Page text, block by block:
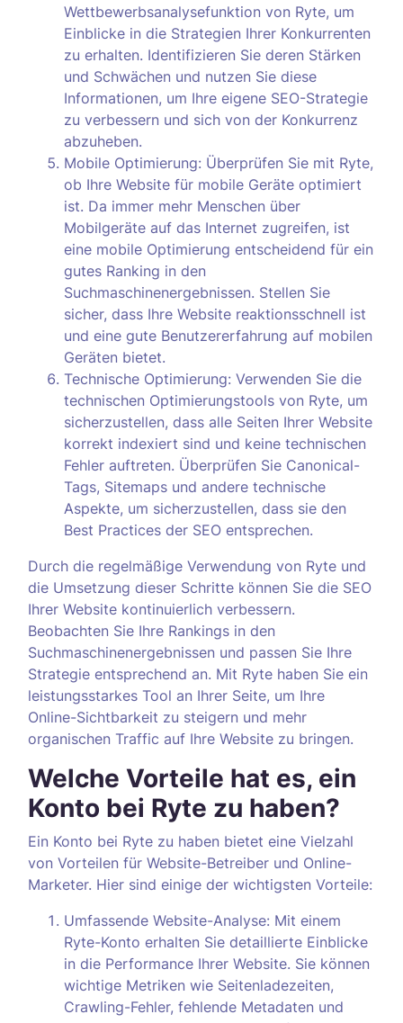
Wettbewerbsanalysefunktion von Ryte, um
Einblicke in die Strategien Ihrer Konkurrenten
zu erhalten. Identifizieren Sie deren Stärken
und Schwächen und nutzen Sie diese
Informationen, um Ihre eigene SEO-Strategie
zu verbessern und sich von der Konkurrenz
abzuheben.
Mobile Optimierung: Überprüfen Sie mit Ryte,
ob Ihre Website für mobile Geräte optimiert
ist. Da immer mehr Menschen über
Mobilgeräte auf das Internet zugreifen, ist
eine mobile Optimierung entscheidend für ein
gutes Ranking in den
Suchmaschinenergebnissen. Stellen Sie
sicher, dass Ihre Website reaktionsschnell ist
und eine gute Benutzererfahrung auf mobilen
Geräten bietet.
Technische Optimierung: Verwenden Sie die
technischen Optimierungstools von Ryte, um
sicherzustellen, dass alle Seiten Ihrer Website
korrekt indexiert sind und keine technischen
Fehler auftreten. Überprüfen Sie Canonical-
Tags, Sitemaps und andere technische
Aspekte, um sicherzustellen, dass sie den
Best Practices der SEO entsprechen.
Durch die regelmäßige Verwendung von Ryte und
die Umsetzung dieser Schritte können Sie die SEO
Ihrer Website kontinuierlich verbessern.
Beobachten Sie Ihre Rankings in den
Suchmaschinenergebnissen und passen Sie Ihre
Strategie entsprechend an. Mit Ryte haben Sie ein
leistungsstarkes Tool an Ihrer Seite, um Ihre
Online-Sichtbarkeit zu steigern und mehr
organischen Traffic auf Ihre Website zu bringen.
Welche Vorteile hat es, ein
Konto bei Ryte zu haben?
Ein Konto bei Ryte zu haben bietet eine Vielzahl
von Vorteilen für Website-Betreiber und Online-
Marketer. Hier sind einige der wichtigsten Vorteile:
Umfassende Website-Analyse: Mit einem
Ryte-Konto erhalten Sie detaillierte Einblicke
in die Performance Ihrer Website. Sie können
wichtige Metriken wie Seitenladezeiten,
Crawling-Fehler, fehlende Metadaten und